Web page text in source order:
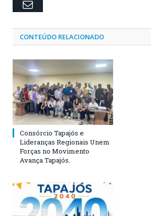
Email
CONTEÚDO RELACIONADO
Consórcio Tapajós e
Lideranças Regionais Unem
Forças no Movimento
Avança Tapajós.